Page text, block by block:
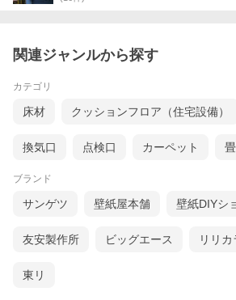
シンプル&スタイリッシュで楽し
自分らしいスタイルを表現したい！という
の、遊び心のあるもの、チャーミングなも
の可愛らしいものから大胆なデザインまで
流行のデザインにしたり、クラシカルな空
ます。
関連ジャンルから探す
カテゴリ
床材 クッションフロア（住宅設備）
換気口 点検口 カーペット 畳
ブランド
サンゲツ 壁紙屋本舗 壁紙DIYシ
友安製作所 ビッグエース リリカ
東リ